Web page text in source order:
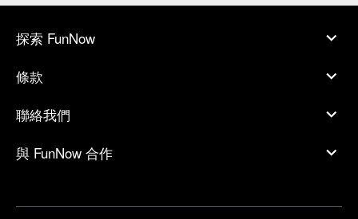
探索 FunNow
條款
聯絡我們
與 FunNow 合作